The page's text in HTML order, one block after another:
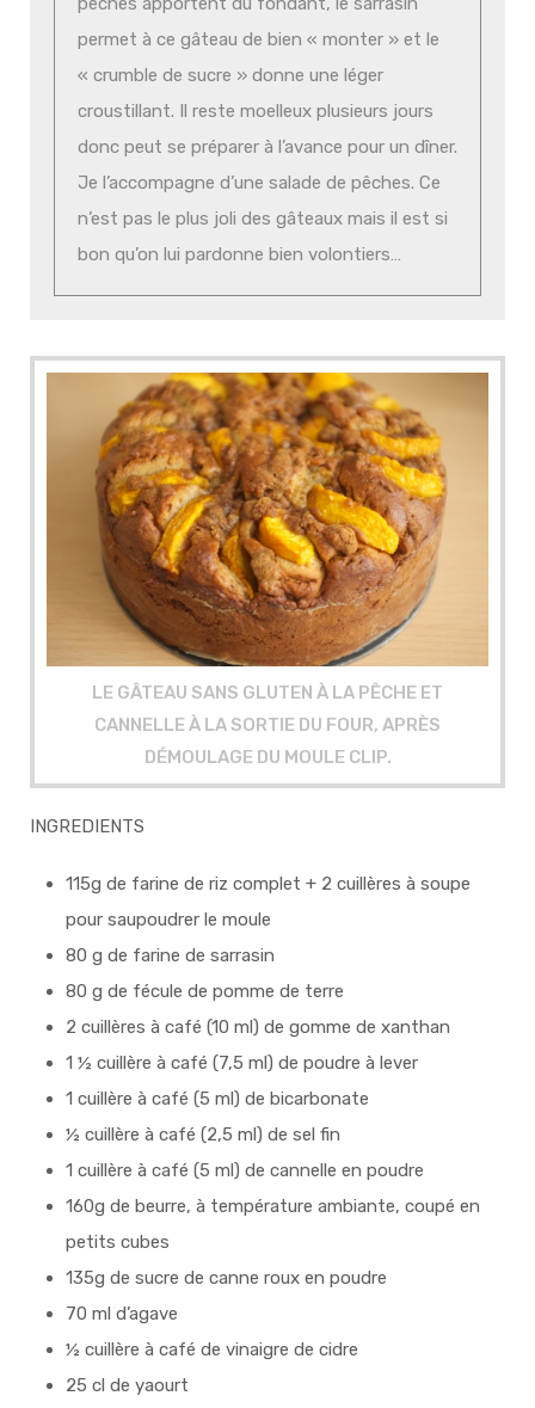
permet à ce gâteau de bien « monter » et le
« crumble de sucre » donne une léger
croustillant. Il reste moelleux plusieurs jours
donc peut se préparer à l’avance pour un dîner.
Je l’accompagne d’une salade de pêches. Ce
n’est pas le plus joli des gâteaux mais il est si
bon qu’on lui pardonne bien volontiers…
LE GÂTEAU SANS GLUTEN À LA PÊCHE ET
CANNELLE À LA SORTIE DU FOUR, APRÈS
DÉMOULAGE DU MOULE CLIP.
INGREDIENTS
115g de farine de riz complet + 2 cuillères à soupe
pour saupoudrer le moule
80 g de farine de sarrasin
80 g de fécule de pomme de terre
2 cuillères à café (10 ml) de gomme de xanthan
1 ½ cuillère à café (7,5 ml) de poudre à lever
1 cuillère à café (5 ml) de bicarbonate
½ cuillère à café (2,5 ml) de sel fin
1 cuillère à café (5 ml) de cannelle en poudre
160g de beurre, à température ambiante, coupé en
petits cubes
135g de sucre de canne roux en poudre
70 ml d’agave
½ cuillère à café de vinaigre de cidre
25 cl de yaourt